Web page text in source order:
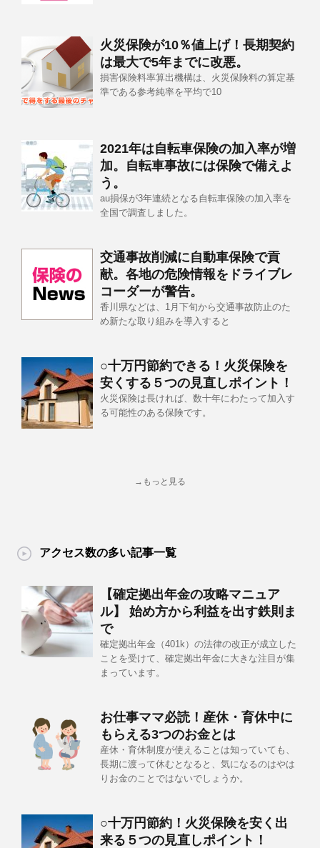
火災保険が10％値上げ！長期契約
は最大で5年までに改悪。
損害保険料率算出機構は、火災保険料の算定基
準である参考純率を平均で10
2021年は自転車保険の加入率が増
加。自転車事故には保険で備えよ
う。
au損保が3年連続となる自転車保険の加入率を
全国で調査しました。
交通事故削減に自動車保険で貢
献。各地の危険情報をドライブレ
コーダーが警告。
香川県などは、1月下旬から交通事故防止のた
め新たな取り組みを導入すると
○十万円節約できる！火災保険を
安くする５つの見直しポイント！
火災保険は長ければ、数十年にわたって加入す
る可能性のある保険です。
→もっと見る
アクセス数の多い記事一覧
【確定拠出年金の攻略マニュア
ル】 始め方から利益を出す鉄則ま
で
確定拠出年金（401k）の法律の改正が成立した
ことを受けて、確定拠出年金に大きな注目が集
まっています。
お仕事ママ必読！産休・育休中に
もらえる3つのお金とは
産休・育休制度が使えることは知っていても、
長期に渡って休むとなると、気になるのはやは
りお金のことではないでしょうか。
○十万円節約！火災保険を安く出
来る５つの見直しポイント！